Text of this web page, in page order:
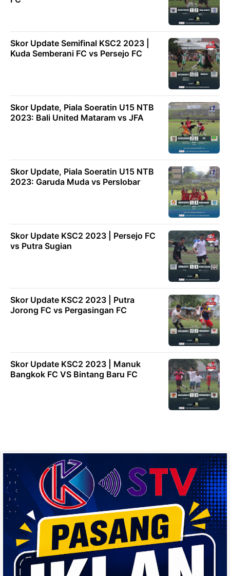
Skor Update Semifinal KSC2 2023 |
Kuda Semberani FC vs Persejo FC
Skor Update, Piala Soeratin U15 NTB
2023: Bali United Mataram vs JFA
Skor Update, Piala Soeratin U15 NTB
2023: Garuda Muda vs Perslobar
Skor Update KSC2 2023 | Persejo FC
vs Putra Sugian
Skor Update KSC2 2023 | Putra
Jorong FC vs Pergasingan FC
Skor Update KSC2 2023 | Manuk
Bangkok FC VS Bintang Baru FC